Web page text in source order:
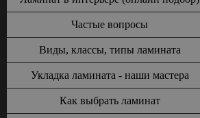
Частые вопросы
Виды, классы, типы ламината
Укладка ламината - наши мастера
Как выбрать ламинат